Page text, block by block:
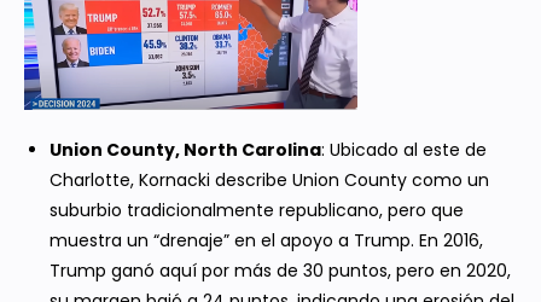
Union County, North Carolina: Ubicado al este de
Charlotte, Kornacki describe Union County como un
suburbio tradicionalmente republicano, pero que
muestra un “drenaje” en el apoyo a Trump. En 2016,
Trump ganó aquí por más de 30 puntos, pero en 2020,